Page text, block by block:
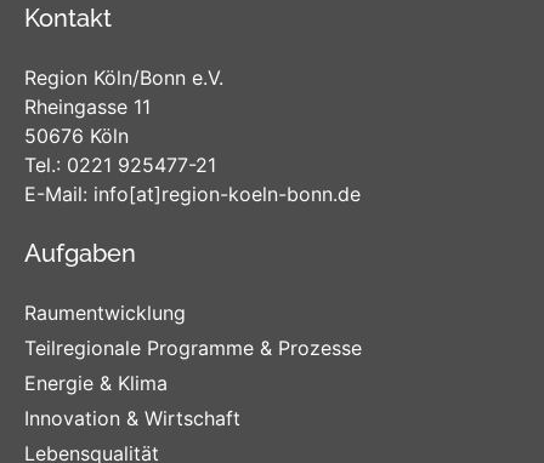
Kontakt
Region Köln/Bonn e.V.
Rheingasse 11
50676 Köln
Tel.: 0221 925477-21
E-Mail: info[at]region-koeln-bonn.de
Aufgaben
Raumentwicklung
Teilregionale Programme & Prozesse
Energie & Klima
Innovation & Wirtschaft
Lebensqualität